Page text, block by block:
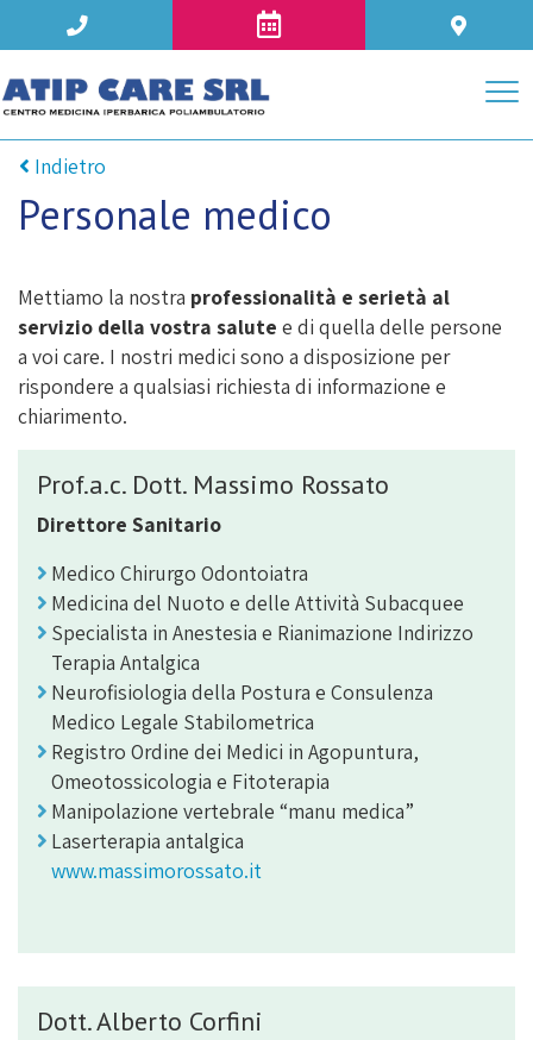
Indietro
Personale medico
Mettiamo la nostra professionalità e serietà al
servizio della vostra salute e di quella delle persone
a voi care. I nostri medici sono a disposizione per
rispondere a qualsiasi richiesta di informazione e
chiarimento.
Prof.a.c. Dott. Massimo Rossato
Direttore Sanitario
Medico Chirurgo Odontoiatra
Medicina del Nuoto e delle Attività Subacquee
Specialista in Anestesia e Rianimazione Indirizzo
Terapia Antalgica
Neurofisiologia della Postura e Consulenza
Medico Legale Stabilometrica
Registro Ordine dei Medici in Agopuntura,
Omeotossicologia e Fitoterapia
Manipolazione vertebrale “manu medica”
Laserterapia antalgica
www.massimorossato.it
Dott. Alberto Corfini